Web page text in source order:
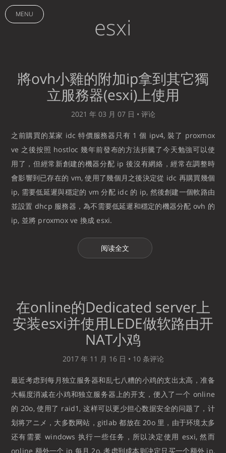
MENU esxi
將ovh小雞的附加ip拿到其它獨
立服務器(esxi)上使用
2021 年 03 月 07 日 • 评论
之前購買的某家 idc 特價服務器只有 1 個 ipv4, 裝了 proxmox
ve 之後按照 hostloc 幾年前發布的方法折騰了今天勉強可以使
用了，但經常新創建的機器分配 ip 後沒有網絡，經常在調整時
會影響到已存在的 vm, 使用了幾個月之後決定從 idc 再購買幾個
ip, 需要低延遲與穩定的 vm 分配 idc 的 ip, 然後創建一個軟路由
並設置 dhcp 服務器，為不需要低延遲和穩定的機器分配 ovh 的
ip, 並將 proxmox ve 換成 esxi.
阅读全文
在online的Dedicated server上
安装esxi并使用LEDE做软路由开
NAT小鸡
2017 年 11 月 16 日 • 10 条评论
最近考虑到每月独立服务器和乱七八糟的小鸡的支出太高，准备
大幅度消减在小鸡和独立服务器上的开支，便入了一个 online
的 20o, 使用了 raid1, 这样可以更少担心数据安全的问题了，计
划将アニメ，大多数网站，gitlab 都放在 20o 里，由于环境太多
还有需要 windows 执行一些任务，所以决定使用 esxi, 然而
online 额外一个 ip 每月 2o, 考虑到成本则决定只买一个额外 ip,